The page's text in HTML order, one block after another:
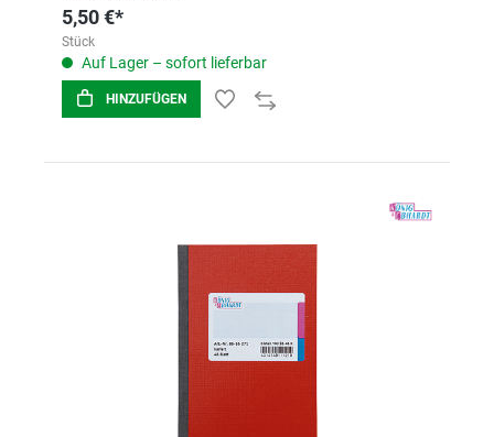
5,50 €*
Stück
Auf Lager – sofort lieferbar
HINZUFÜGEN